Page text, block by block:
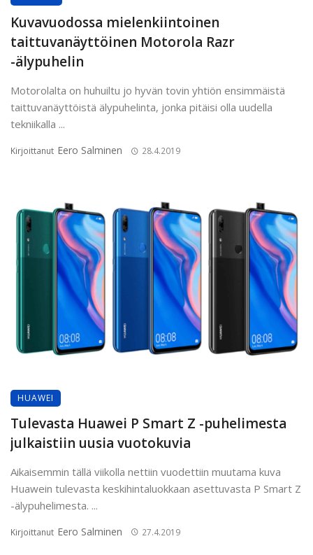
Kuvavuodossa mielenkiintoinen
taittuvanäyttöinen Motorola Razr
-älypuhelin
Motorolalta on huhuiltu jo hyvän tovin yhtiön ensimmäistä
taittuvanäyttöistä älypuhelinta, jonka pitäisi olla uudella
tekniikalla ...
Kirjoittanut Eero Salminen 28.4.2019
HUAWEI
Tulevasta Huawei P Smart Z -puhelimesta
julkaistiin uusia vuotokuvia
Aikaisemmin tällä viikolla nettiin vuodettiin muutama kuva
Huawein tulevasta keskihintaluokkaan asettuvasta P Smart Z
-älypuhelimesta. ...
Kirjoittanut Eero Salminen 27.4.2019